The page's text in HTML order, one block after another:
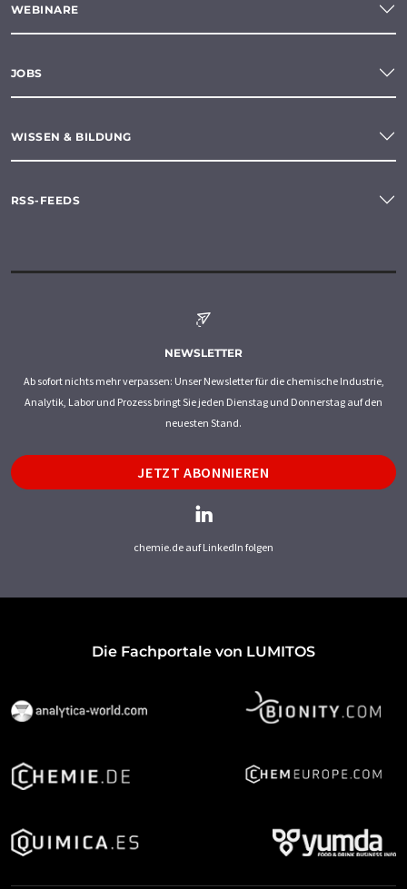
WEBINARE
JOBS
WISSEN & BILDUNG
RSS-FEEDS
NEWSLETTER
Ab sofort nichts mehr verpassen: Unser Newsletter für die chemische Industrie,
Analytik, Labor und Prozess bringt Sie jeden Dienstag und Donnerstag auf den
neuesten Stand.
JETZT ABONNIEREN
chemie.de auf LinkedIn folgen
Die Fachportale von LUMITOS